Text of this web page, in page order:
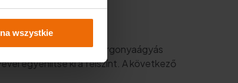
wszystkie
az ültetést. Kezdje a burgonyaágyás
egyenlítse ki a felszínt. A következő